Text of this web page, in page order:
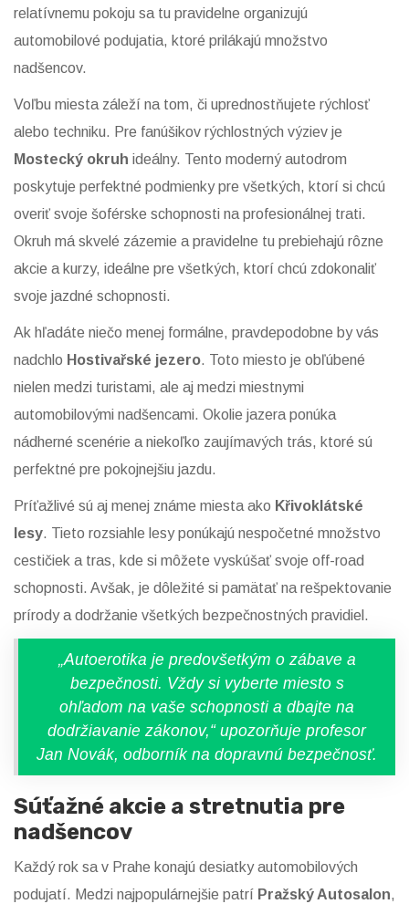
relatívnemu pokoju sa tu pravidelne organizujú
automobilové podujatia, ktoré prilákajú množstvo
nadšencov.
Voľbu miesta záleží na tom, či uprednostňujete rýchlosť
alebo techniku. Pre fanúšikov rýchlostných výziev je
Mostecký okruh ideálny. Tento moderný autodrom
poskytuje perfektné podmienky pre všetkých, ktorí si chcú
overiť svoje šoférske schopnosti na profesionálnej trati.
Okruh má skvelé zázemie a pravidelne tu prebiehajú rôzne
akcie a kurzy, ideálne pre všetkých, ktorí chcú zdokonaliť
svoje jazdné schopnosti.
Ak hľadáte niečo menej formálne, pravdepodobne by vás
nadchlo Hostivařské jezero. Toto miesto je obľúbené
nielen medzi turistami, ale aj medzi miestnymi
automobilovými nadšencami. Okolie jazera ponúka
nádherné scenérie a niekoľko zaujímavých trás, ktoré sú
perfektné pre pokojnejšiu jazdu.
Príťažlivé sú aj menej známe miesta ako Křivoklátské
lesy. Tieto rozsiahle lesy ponúkajú nespočetné množstvo
cestičiek a tras, kde si môžete vyskúšať svoje off-road
schopnosti. Avšak, je dôležité si pamätať na rešpektovanie
prírody a dodržanie všetkých bezpečnostných pravidiel.
„Autoerotika je predovšetkým o zábave a
bezpečnosti. Vždy si vyberte miesto s
ohľadom na vaše schopnosti a dbajte na
dodržiavanie zákonov,“ upozorňuje profesor
Jan Novák, odborník na dopravnú bezpečnosť.
Súťažné akcie a stretnutia pre
nadšencov
Každý rok sa v Prahe konajú desiatky automobilových
podujatí. Medzi najpopulárnejšie patrí Pražský Autosalon,